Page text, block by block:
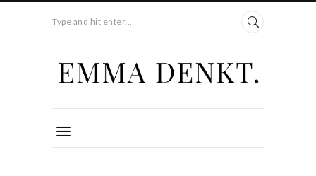
Type and hit enter...